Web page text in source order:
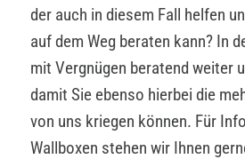
der auch in diesem Fall helfen
auf dem Weg beraten kann? In
mit Vergnügen beratend weiter
damit Sie ebenso hierbei die
von uns kriegen können. Für
Wallboxen stehen wir Ihnen